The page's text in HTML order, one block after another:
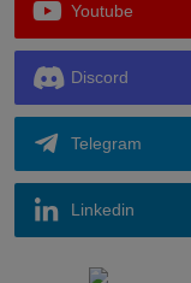
Youtube
Discord
Telegram
Linkedin